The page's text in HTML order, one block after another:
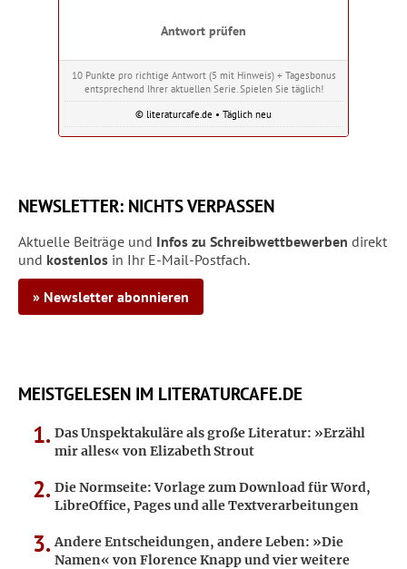
Antwort prüfen
10 Punkte pro richtige Antwort (5 mit Hinweis) + Tagesbonus
entsprechend Ihrer aktuellen Serie. Spielen Sie täglich!
© literaturcafe.de • Täglich neu
NEWSLETTER: NICHTS VERPASSEN
Aktuelle Beiträge und Infos zu Schreibwettbewerben direkt
und kostenlos in Ihr E-Mail-Postfach.
» Newsletter abonnieren
MEISTGELESEN IM LITERATURCAFE.DE
Das Unspektakuläre als große Literatur: »Erzähl
mir alles« von Elizabeth Strout
Die Normseite: Vorlage zum Download für Word,
LibreOffice, Pages und alle Textverarbeitungen
Andere Entscheidungen, andere Leben: »Die
Namen« von Florence Knapp und vier weitere